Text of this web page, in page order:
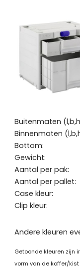
Buitenmaten
Binnenmaten
Bottom:
Gewicht:
Aantal per pak:
Aantal per pallet:
Case kleur:
Clip kleur:
Andere kleuren
Getoonde kleuren zijn
vorm van de koffer/